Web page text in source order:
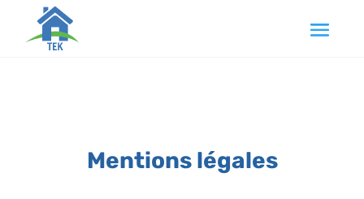
Mentions légales